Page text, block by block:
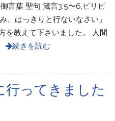
言葉 聖句 箴言3:5〜6,ピリピ
、はっきりと行ないなさい」
を教えて下さいました。 人間
続きを読む
行ってきました